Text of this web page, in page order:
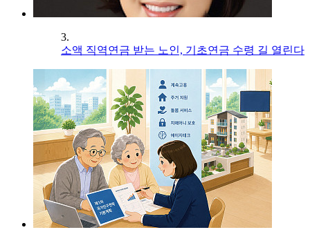
3.
소액 직역연금 받는 노인, 기초연금 수령 길 열린다